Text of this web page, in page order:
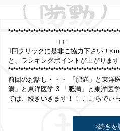
↑↑↑ ↑↑↑ この2つ
1回クリックに是非ご協力下さい！
と、ランキングポイントが上がります
前回のお話し・・・ 「肥満」と東洋
満」と東洋医学 3 「肥満」と東洋医
では、続きいきます！！ ここらで
>続きを